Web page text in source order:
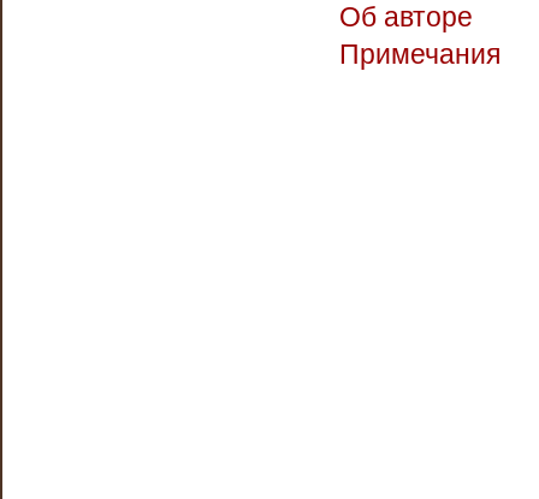
Об авторе
Примечания